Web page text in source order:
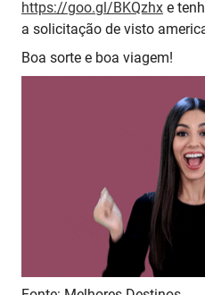
https://goo.gl/BKQzhx e
a solicitação de visto
Boa sorte e boa viagem!